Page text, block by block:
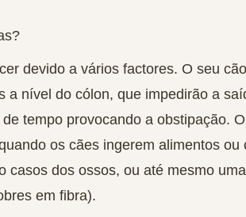
devido a vários factores. O seu
a nível do cólon, que impedirão a
tempo provocando a obstipação.
os cães ingerem alimentos ou
casos dos ossos, ou até mesmo
em fibra).